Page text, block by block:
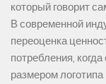
который говорит
В современной
переоценка
потребления,
размером